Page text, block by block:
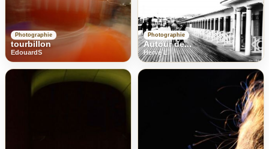
Photographie
tourbillon
EdouardS
Photographie
Autour de...
Herve L